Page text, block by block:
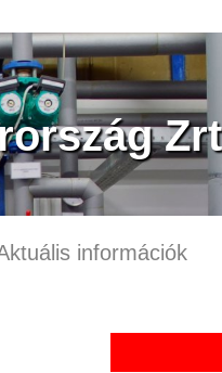
információk